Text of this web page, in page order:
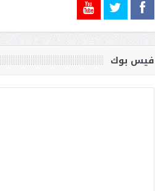
فيس بوك